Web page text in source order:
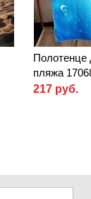
Полотенце
пляжа
217 руб.